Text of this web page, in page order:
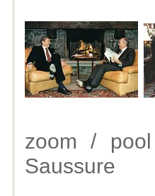
zoom /
Saussure